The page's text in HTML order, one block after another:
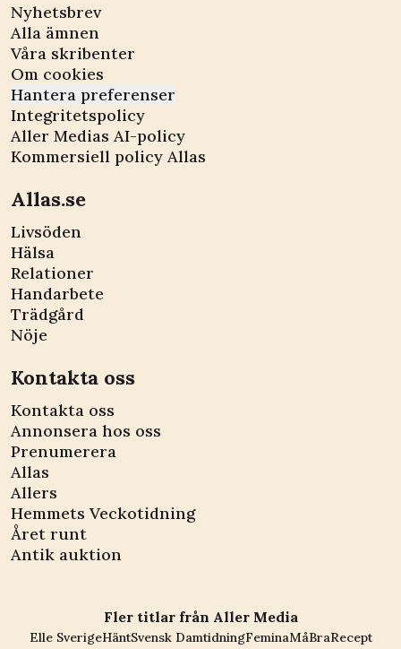
Nyhetsbrev
Alla ämnen
Våra skribenter
Om cookies
Hantera preferenser
Integritetspolicy
Aller Medias AI-policy
Kommersiell policy Allas
Allas.se
Livsöden
Hälsa
Relationer
Handarbete
Trädgård
Nöje
Kontakta oss
Kontakta oss
Annonsera hos oss
Prenumerera
Allas
Allers
Hemmets Veckotidning
Året runt
Antik auktion
Fler titlar från Aller Media
Elle SverigeHäntSvensk DamtidningFeminaMåBraRecept